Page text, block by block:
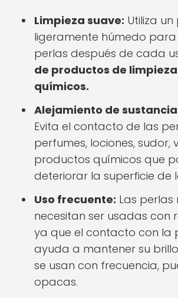
Limpieza suave: Utiliza
ligeramente húmedo
perlas después de cada
de productos de
químicos.
Alejamiento de
Evita el contacto de las
perfumes, lociones, sudor,
productos químicos que
deteriorar la superficie de
Uso frecuente: Las perlas
necesitan ser usadas con
ya que el contacto con la
ayuda a mantener su
se usan con frecuencia,
opacas.